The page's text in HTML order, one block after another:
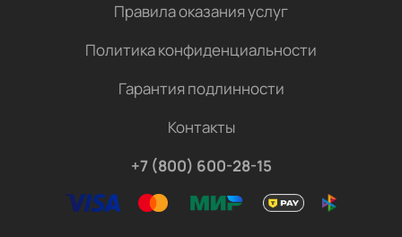
Правила оказания услуг
Политика конфиденциальности
Гарантия подлинности
Контакты
+7 (800) 600-28-15